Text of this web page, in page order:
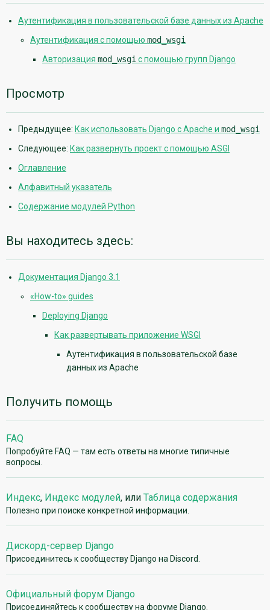
Аутентификация в пользовательской базе данных из Apache
Аутентификация с помощью mod_wsgi
Авторизация mod_wsgi с помощью групп Django
Просмотр
Предыдущее: Как использовать Django с Apache и mod_wsgi
Следующее: Как развернуть проект с помощью ASGI
Оглавление
Алфавитный указатель
Содержание модулей Python
Вы находитесь здесь:
Документация Django 3.1
«How-to» guides
Deploying Django
Как развертывать приложение WSGI
Аутентификация в пользовательской базе
данных из Apache
Получить помощь
FAQ
Попробуйте FAQ — там есть ответы на многие типичные
вопросы.
Индекс, Индекс модулей, или Таблица содержания
Полезно при поиске конкретной информации.
Дискорд-сервер Django
Присоединитесь к сообществу Django на Discord.
Официальный форум Django
Присоединяйтесь к сообществу на форуме Django.